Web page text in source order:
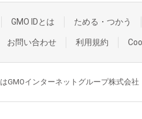
GMO IDとは ためる・つかう
お問い合わせ 利用規約
はGMOインターネットグループ株式会